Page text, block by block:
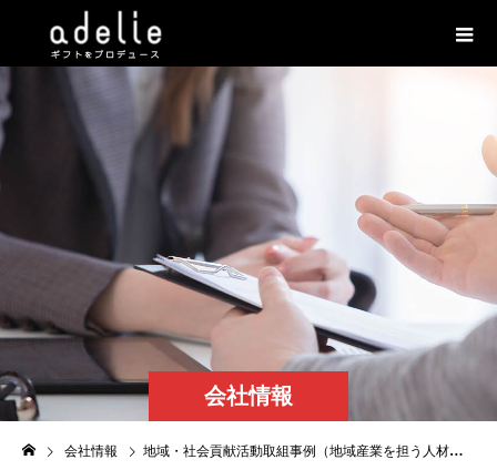
会社情報
会社情報 地域・社会貢献活動取組事例（地域産業を担う人材育成プロジェクト！）